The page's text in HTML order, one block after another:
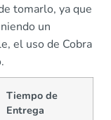
tomarlo, ya que
un
el uso de Cobra
Tiempo de
Entrega